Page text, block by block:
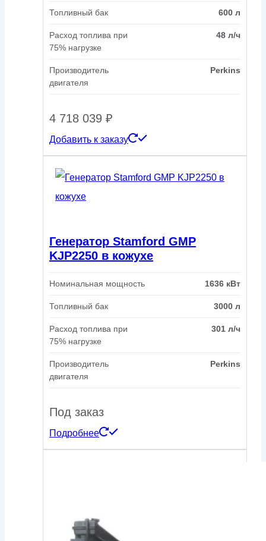
Топливный бак 600 л
Расход топлива при
75% нагрузке
48 л/ч
Производитель
двигателя
Perkins
4 718 039 ₽
Добавить к заказу
Генератор Stamford GMP
KJP2250 в кожухе
Номинальная мощность 1636 кВт
Топливный бак 3000 л
Расход топлива при
75% нагрузке
301 л/ч
Производитель
двигателя
Perkins
Под заказ
Подробнее